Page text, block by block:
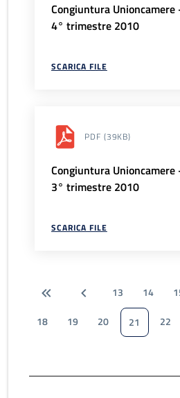
Congiuntura
4° trimestre 2010
SCARICA FILE
PDF (39KB)
Congiuntura
3° trimestre 2010
SCARICA FILE
13 14
18
19 20 21 22